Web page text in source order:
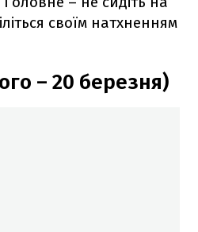
своїм натхненням
– 20 березня)